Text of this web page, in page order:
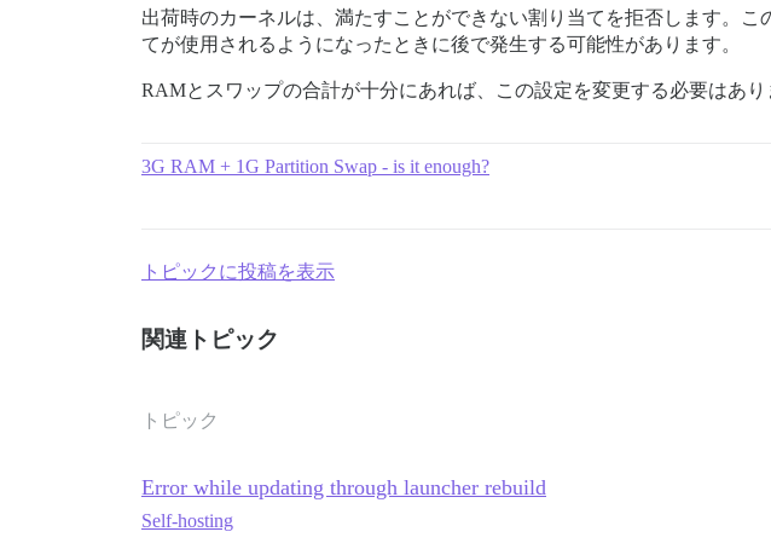
出荷時のカーネルは、満たすことができない割り当てを拒否します。
てが使用されるようになったときに後で発生する可能性があります。
RAMとスワップの合計が十分にあれば、この設定を変更する必要はあ
3G RAM + 1G Partition Swap - is it enough?
トピックに投稿を表示
関連トピック
トピック
Error while updating through launcher rebuild
Self-hosting